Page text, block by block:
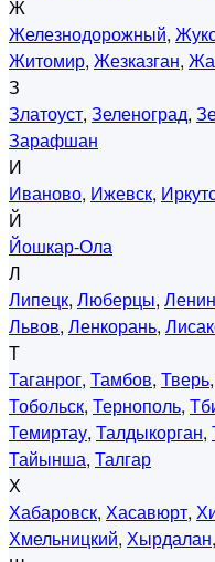
Ж
Железнодорожный,
Житомир, Жезказган,
З
Златоуст, Зеленоград,
Зарафшан
И
Иваново, Ижевск,
Й
Йошкар-Ола
Л
Липецк, Люберцы,
Львов, Ленкорань,
Т
Таганрог, Тамбов, Тверь,
Тобольск, Тернополь,
Темиртау, Талдыкорган,
Тайынша, Талгар
Х
Хабаровск, Хасавюрт,
Хмельницкий, Хырдалан,